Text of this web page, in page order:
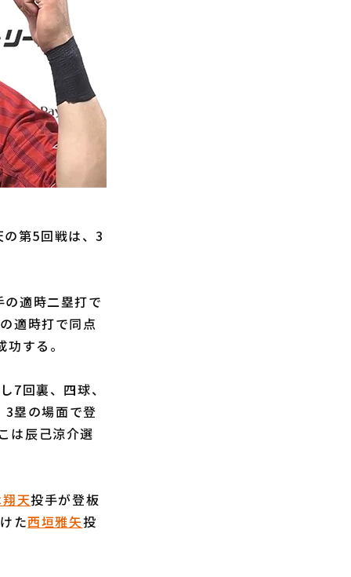
第5回戦は、3
の適時二塁打で
適時打で同点
する。
回裏、四球、
塁の場面で登
は辰己涼介選
天投手が登板
た西垣雅矢投